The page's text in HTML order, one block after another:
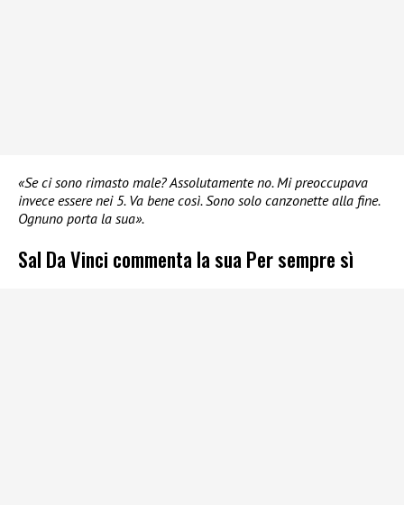
«Se ci sono rimasto male? Assolutamente no. Mi preoccupava
invece essere nei 5. Va bene così. Sono solo canzonette alla fine.
Ognuno porta la sua».
Sal Da Vinci commenta la sua Per sempre sì